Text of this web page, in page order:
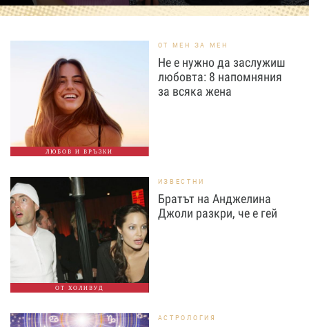
ЛЮБОВ И ВРЪЗКИ
ОТ МЕН ЗА МЕН
Не е нужно да заслужиш
любовта: 8 напомняния
за всяка жена
ОТ ХОЛИВУД
ИЗВЕСТНИ
Братът на Анджелина
Джоли разкри, че е гей
АСТРОЛОГИЯ